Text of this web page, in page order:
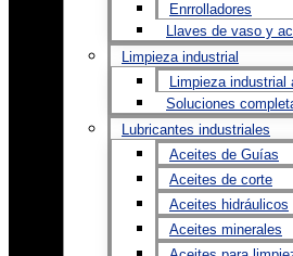
Enrrolladores
Llaves de vaso y
Limpieza industrial
Limpieza industrial
Soluciones
Lubricantes industriales
Aceites de Guías
Aceites de corte
Aceites hidráulicos
Aceites minerales